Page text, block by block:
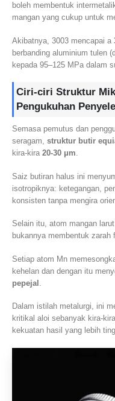
boleh membentuk
mangan yang cukup untuk
Akibatnya, 3003 mencapai a
berbanding aluminium tulen
kepada 95–125 MPa dalam
Ciri-ciri Struktur
Pengukuhan
Semasa pemutus dan
seragam, struktur butir
kira-kira 20-30 μm.
Saiz butiran halus ini
isotropiknya: ketegangan,
konsisten tanpa mengira
Selain itu, atom mangan
bukannya membentuk zarah
Setiap atom Mn
kehelan dan dengan itu
pepejal
Dalam istilah metalurgi, ini
kritikal aloi sebanyak kira-kira
kekuatan hasil yang lebih